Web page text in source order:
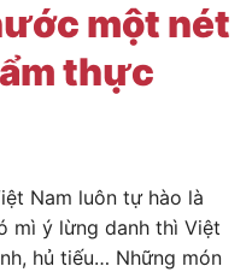
một nét
thực
Nam luôn tự hào là
mì ý lừng danh thì Việt
hủ tiếu… Những món